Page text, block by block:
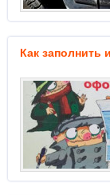
Как заполнить